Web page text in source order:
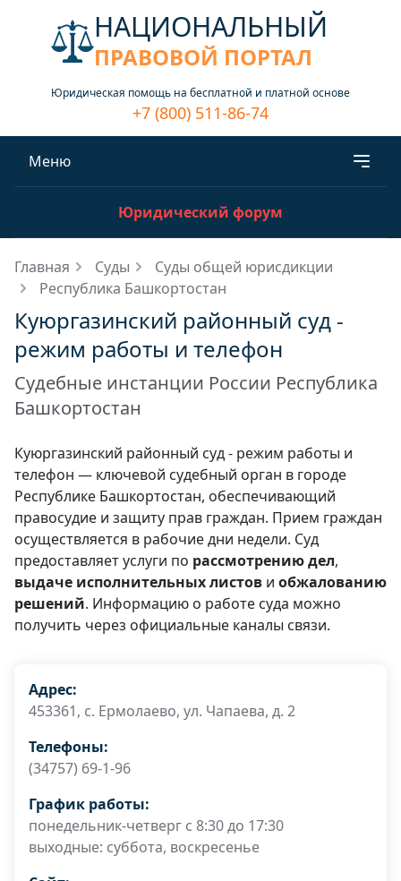
НАЦИОНАЛЬНЫЙ
ПРАВОВОЙ ПОРТАЛ
Юридическая помощь на бесплатной и платной основе
+7 (800) 511-86-74
Меню
Юридический форум
Главная Суды
Суды общей юрисдикции
Республика Башкортостан
Куюргазинский районный суд -
режим работы и телефон
Судебные инстанции России Республика
Башкортостан
Куюргазинский районный суд - режим работы и
телефон — ключевой судебный орган в городе
Республике Башкортостан, обеспечивающий
правосудие и защиту прав граждан. Прием граждан
осуществляется в рабочие дни недели. Суд
предоставляет услуги по рассмотрению дел,
выдаче исполнительных листов и обжалованию
решений. Информацию о работе суда можно
получить через официальные каналы связи.
Адрес:
453361, c. Ермолаево, ул. Чапаева, д. 2
Телефоны:
(34757) 69-1-96
График работы:
понедельник-четверг с 8:30 до 17:30
выходные: суббота, воскресенье